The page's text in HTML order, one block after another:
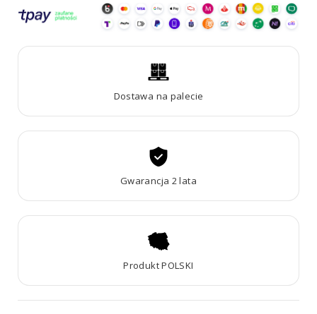
FLANCO
B4
Dostawa na palecie
Gwarancja 2 lata
Produkt POLSKI